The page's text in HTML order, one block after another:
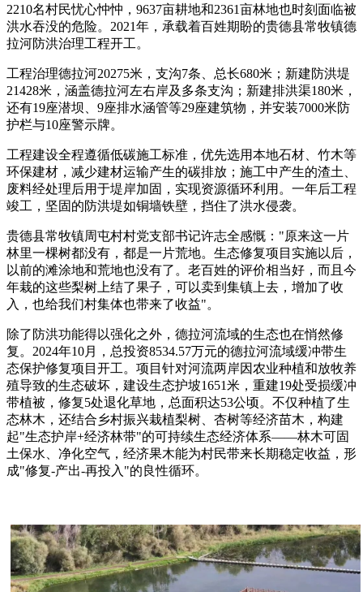
2210名村民忧心忡忡，9637亩耕地和2361亩林地也时刻面临被
洪水吞没的危险。2021年，承载着百姓期盼的贵德县常牧镇德
拉河防洪治理工程开工。
工程治理德拉河20275米，支沟7条、总长680米；新建防洪堤
21428米，涵盖德拉河左右岸及多条支沟；新建排洪渠180米，
还有19座潜坝、9座排水涵管等29座建筑物，并安装7000米防
护栏与10座警示牌。
工程建设全程遵循低碳施工标准，优先选用本地石材、竹木等
环保建材，减少建材运输产生的碳排放；施工中产生的渣土、
废料经处理后用于堤岸加固，实现资源循环利用。一年后工程
竣工，坚固的防洪堤如铜墙铁壁，挡住了洪水侵袭。
贵德县常牧镇周屯村村党支部书记许志全感慨："原来这一片
林里一棵树都没有，都是一片荒地。生态修复项目实施以后，
以前的滩涂地和荒地也没有了。老百姓的评价相当好，而且今
年栽的这些梨树上结了果子，可以卖到集镇上去，增加了收
入，也给我们村集体也带来了收益"。
除了防洪功能得以强化之外，德拉河流域的生态也在悄然修
复。2024年10月，总投资8534.57万元的德拉河流域缓冲带生
态保护修复项目开工。项目针对河流两岸因农业种植和放牧养
殖导致的生态破坏，建设生态护坡1651米，重建19处受损缓冲
带植被，修复5处退化草地，总面积达53公顷。不仅种植了生
态林木，还结合乡村振兴栽植梨树、杏树等经济苗木，构建
起"生态护岸+经济林带"的可持续生态经济体系——林木可固
土保水、净化空气，经济果木能为村民带来长期稳定收益，形
成"修复-产出-再投入"的良性循环。